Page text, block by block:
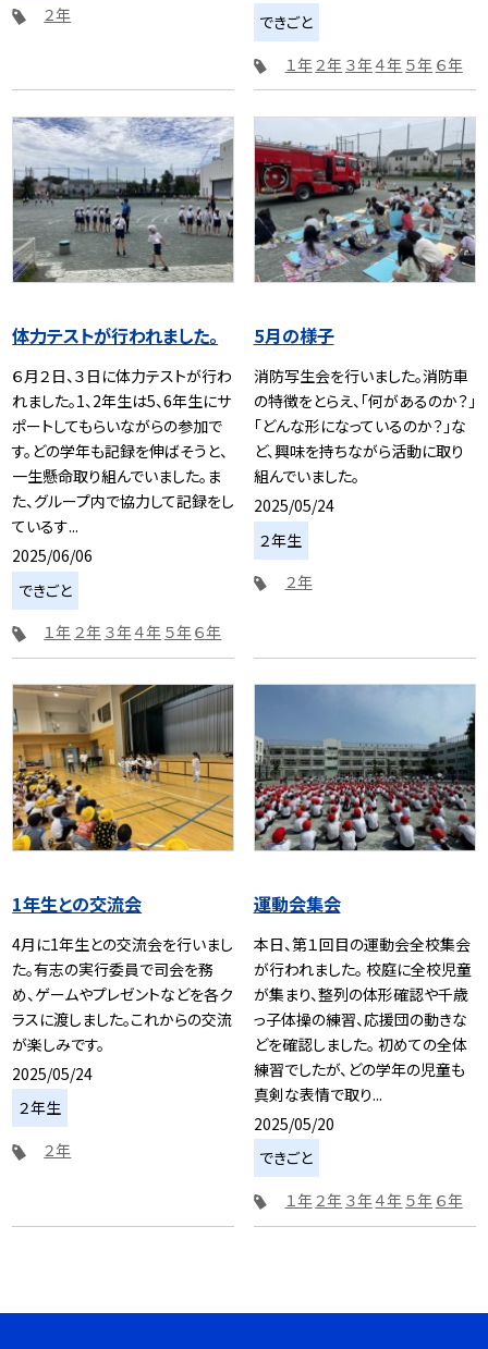
２年
できごと
１年２年 ３年４年 ５年 ６年
体力テストが行われました。
６月２日、３日に体力テストが行わ
れました。1、2年生は5、6年生にサ
ポートしてもらいながらの参加で
す。どの学年も記録を伸ばそうと、
一生懸命取り組んでいました。ま
た、グループ内で協力して記録をし
ているす...
2025/06/06
できごと
１年 ２年 ３年４年 ５年６年
5月の様子
消防写生会を行いました。消防車
の特徴をとらえ、「何があるのか？」
「どんな形になっているのか？」な
ど、興味を持ちながら活動に取り
組んでいました。
2025/05/24
２年生
２年
1年生との交流会
4月に1年生との交流会を行いまし
た。有志の実行委員で司会を務
め、ゲームやプレゼントなどを各ク
ラスに渡しました。これからの交流
が楽しみです。
2025/05/24
２年生
２年
運動会集会
本日、第１回目の運動会全校集会
が行われました。 校庭に全校児童
が集まり、整列の体形確認や千歳
っ子体操の練習、応援団の動きな
どを確認しました。 初めての全体
練習でしたが、どの学年の児童も
真剣な表情で取り...
2025/05/20
できごと
１年２年 ３年４年 ５年 ６年